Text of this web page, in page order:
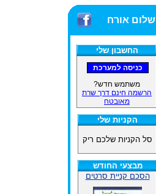
שלום אורח
החשבון שלי
משתמש חדש?
הרשמה חינם דרך שרת
מאובטח
הקניות שלי
סל הקניות שלכם ריק
מבצעי החודש
הסכם קניית סרטים